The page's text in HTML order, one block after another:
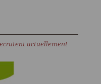
actuellement